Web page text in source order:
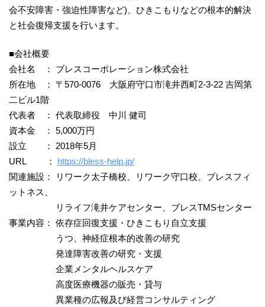
会不安障害・強迫性障害など)、ひきこもりなどの根本的解決
と社会復帰支援を行います。
■会社概要
会社名 ： ブレスコーポレーション株式会社
所在地 ： 〒570-0076 大阪府守口市滝井西町2-3-22 吉岡第
二ビル1階
代表者 ： 代表取締役 中川 健司
資本金 ： 5,000万円
設立 ： 2018年5月
URL ： https://bless-help.jp/
関連施設： リワーク太子橋校、リワーク守口校、ブレスフィ
ットネス、
リライフ滝井ケアセンター、ブレスTMSセンター
事業内容： 依存症回復支援・ひきこもり自立支援
うつ、神経症根本的改善の研究
発達障害改善の研究・支援
企業メンタルヘルスケア
高度医療機器の販売・貸与
異業種の広報及び経営コンサルティング